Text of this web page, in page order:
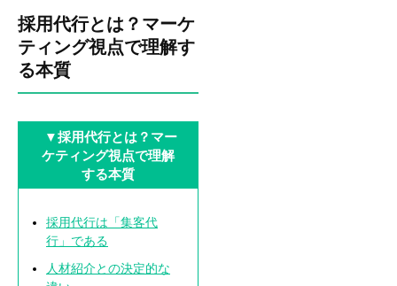
採用代行とは？マーケ
ティング視点で理解す
る本質
▼採用代行とは？マー
ケティング視点で理解
する本質
採用代行は「集客代
行」である
人材紹介との決定的な